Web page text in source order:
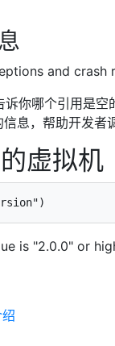
and crash
你哪个引用是
息，帮助开发者
虚拟机
is "2.0.0" or